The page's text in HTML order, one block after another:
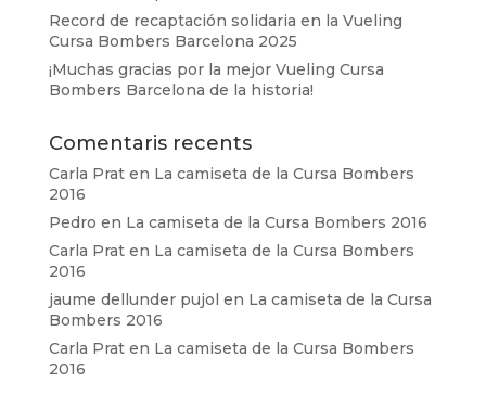
Record de recaptación solidaria en la Vueling
Cursa Bombers Barcelona 2025
¡Muchas gracias por la mejor Vueling Cursa
Bombers Barcelona de la historia!
Comentaris recents
Carla Praten La camiseta de la Cursa Bombers
2016
Pedro en La camiseta de la Cursa Bombers 2016
Carla Praten La camiseta de la Cursa Bombers
2016
jaume dellunder pujol en La camiseta de la Cursa
Bombers 2016
Carla Praten La camiseta de la Cursa Bombers
2016